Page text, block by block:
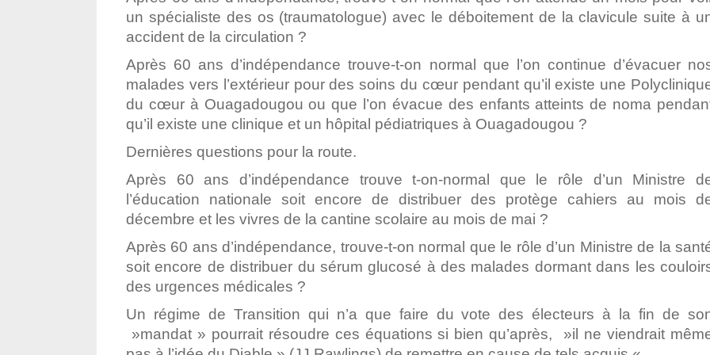
un spécialiste des os (traumatologue) avec le déboitement de la clavicule suite à
accident de la circulation ?
Après 60 ans d’indépendance trouve-t-on normal que l’on continue d’évacuer
malades vers l’extérieur pour des soins du cœur pendant qu’il existe une
du cœur à Ouagadougou ou que l’on évacue des enfants atteints de noma
qu’il existe une clinique et un hôpital pédiatriques à Ouagadougou ?
Dernières questions pour la route.
Après 60 ans d’indépendance trouve t-on-normal que le rôle d’un Ministre
l’éducation nationale soit encore de distribuer des protège cahiers au mois
décembre et les vivres de la cantine scolaire au mois de mai ?
Après 60 ans d’indépendance, trouve-t-on normal que le rôle d’un Ministre de la
soit encore de distribuer du sérum glucosé à des malades dormant dans les
des urgences médicales ?
Un régime de Transition qui n’a que faire du vote des électeurs à la fin de
»mandat » pourrait résoudre ces équations si bien qu’après, »il ne viendrait